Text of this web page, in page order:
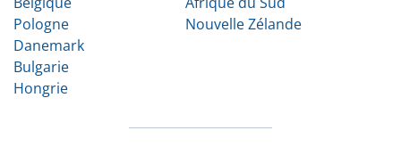
Pologne
Danemark
Bulgarie
Hongrie
Nouvelle Zélande